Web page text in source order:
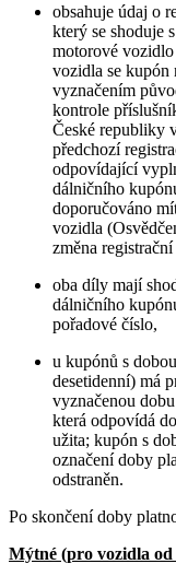
obsahuje údaj o
který se shoduje
motorové
vozidla se kupón
vyznačením
kontrole
České republiky
předchozí
odpovídající
dálničního
doporučováno
vozidla
změna
oba díly mají
dálničního
pořadové číslo,
u kupónů s
desetidenní) má
vyznačenou
která odpovídá
užita; kupón s
označení doby
odstraněn.
Po skončení doby
Mýtné (pro vozidla od